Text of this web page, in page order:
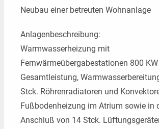
Kontakt
Neubau einer betreuten Wohnanlage
Anlagenbeschreibung:
Warmwasserheizung mit
Fernwärmeübergabestationen 800 KW
Gesamtleistung,
Stck. Röhrenradiatoren und
Fußbodenheizung im Atrium sowie in
Anschluß von 14 Stck.